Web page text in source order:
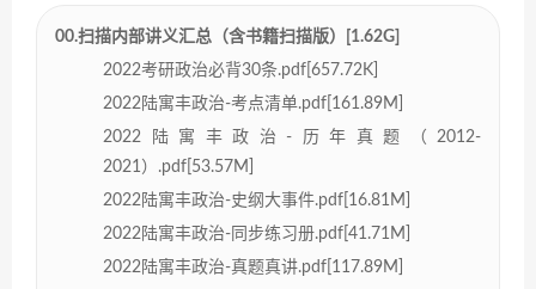
00.扫描内部讲义汇总（含书籍扫描版）[1.62G]
2022考研政治必背30条.pdf[657.72K]
2022陆寓丰政治-考点清单.pdf[161.89M]
2022陆寓丰政治-历年真题（2012-
2021）.pdf[53.57M]
2022陆寓丰政治-史纲大事件.pdf[16.81M]
2022陆寓丰政治-同步练习册.pdf[41.71M]
2022陆寓丰政治-真题真讲.pdf[117.89M]